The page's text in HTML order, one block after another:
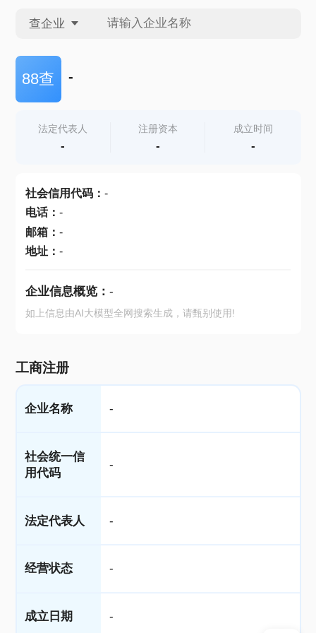
查企业
查企业
查产地
88查 -
法定代表人
-
注册资本
-
成立时间
-
社会信用代码： -
电话： -
邮箱： -
地址： -
企业信息概览： -
如上信息由AI大模型全网搜索生成，请甄别使用!
工商注册
企业名称 -
社会统一信
用代码
-
法定代表人 -
经营状态 -
成立日期 -